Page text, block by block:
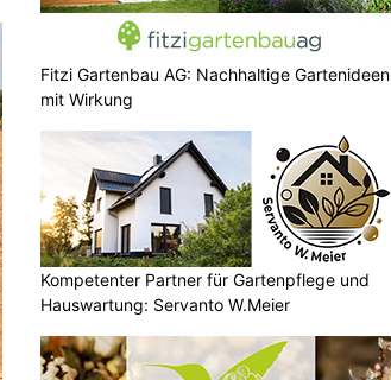
Fitzi Gartenbau AG: Nachhaltige Gartenideen
mit Wirkung
Kompetenter Partner für Gartenpflege und
Hauswartung: Servanto W.Meier